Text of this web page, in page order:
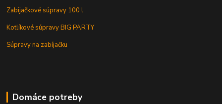
Zabijačkové súpravy 100 l
Kotlíkové súpravy BIG PARTY
Súpravy na zabíjačku
Domáce potreby